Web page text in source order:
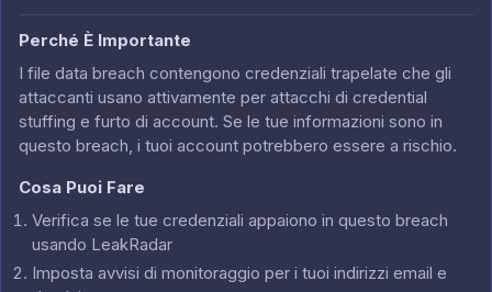
Perché È Importante
I file data breach contengono credenziali trapelate che gli
attaccanti usano attivamente per attacchi di credential
stuffing e furto di account. Se le tue informazioni sono in
questo breach, i tuoi account potrebbero essere a rischio.
Cosa Puoi Fare
Verifica se le tue credenziali appaiono in questo breach
usando LeakRadar
Imposta avvisi di monitoraggio per i tuoi indirizzi email e